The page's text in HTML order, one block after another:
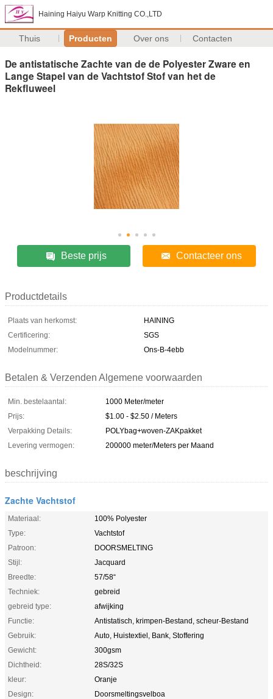
Haining Haiyu Warp Knitting CO.,LTD
Thuis Producten Over ons Contacten
De antistatische Zachte van de de Polyester Zware en
Lange Stapel van de Vachtstof Stof van het de
Rekfluweel
Beste prijs Contacteer ons
Productdetails
Plaats van herkomst:
HAINING
Certificering:
SGS
Modelnummer:
Ons-B-4ebb
Betalen & Verzenden Algemene voorwaarden
Min. bestelaantal:
1000 Meter/meter
Prijs:
$1.00 - $2.50 / Meters
Verpakking Details:
POLYbag+woven-ZAKpakket
Levering vermogen:
200000 meter/Meters per Maand
beschrijving
Zachte Vachtstof
Materiaal:
100% Polyester
Type:
Vachtstof
Patroon:
DOORSMELTING
Stijl:
Jacquard
Breedte:
57/58“
Techniek:
gebreid
gebreid type:
afwijking
Functie:
Antistatisch, krimpen-Bestand, scheur-Bestand
Gebruik:
Auto, Huistextiel, Bank, Stoffering
Gewicht:
300gsm
Dichtheid:
28S/32S
kleur:
Oranje
Design:
Doorsmeltingsvelboa